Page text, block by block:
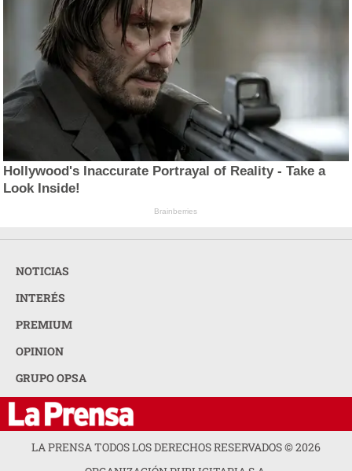
Hollywood's Inaccurate Portrayal of Reality - Take a
Look Inside!
Brainberries
NOTICIAS
INTERÉS
PREMIUM
OPINION
GRUPO OPSA
LA PRENSA TODOS LOS DERECHOS RESERVADOS ©2026